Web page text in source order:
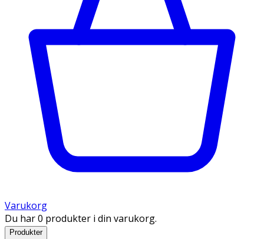
Varukorg
Du har 0 produkter i din varukorg.
Produkter